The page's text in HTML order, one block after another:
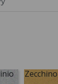
Zecchino